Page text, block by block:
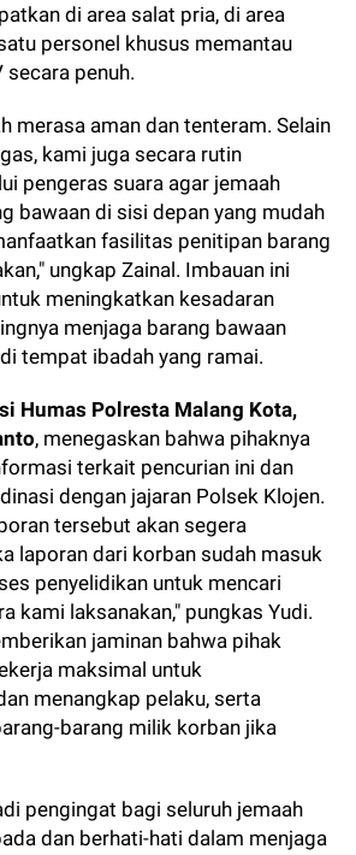
di area salat pria, di area
personel khusus memantau
secara penuh.
merasa aman dan tenteram. Selain
kami juga secara rutin
pengeras suara agar jemaah
bawaan di sisi depan yang mudah
fasilitas penitipan barang
ungkap Zainal. Imbauan ini
meningkatkan kesadaran
menjaga barang bawaan
tempat ibadah yang ramai.
Humas Polresta Malang Kota,
, menegaskan bahwa pihaknya
terkait pencurian ini dan
dengan jajaran Polsek Klojen.
tersebut akan segera
laporan dari korban sudah masuk
penyelidikan untuk mencari
kami laksanakan," pungkas Yudi.
jaminan bahwa pihak
maksimal untuk
menangkap pelaku, serta
barang milik korban jika
pengingat bagi seluruh jemaah
dan berhati-hati dalam menjaga